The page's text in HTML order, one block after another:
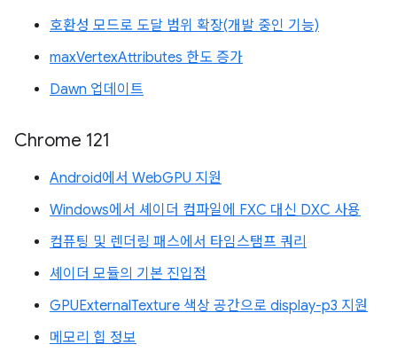
호환성 모드로 도달 범위 확장(개발 중인 기능)
maxVertexAttributes 한도 증가
Dawn 업데이트
Chrome 121
Android에서 WebGPU 지원
Windows에서 셰이더 컴파일에 FXC 대신 DXC 사용
컴퓨팅 및 렌더링 패스에서 타임스탬프 쿼리
셰이더 모듈의 기본 진입점
GPUExternalTexture 색상 공간으로 display-p3 지원
메모리 힙 정보